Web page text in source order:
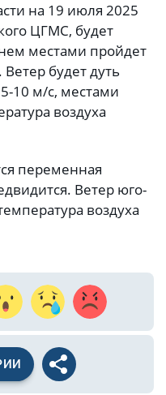
на 19 июля 2025
ЦГМС, будет
местами пройдет
будет дуть
5-10 м/с, местами
воздуха
переменная
Ветер юго-
воздуха